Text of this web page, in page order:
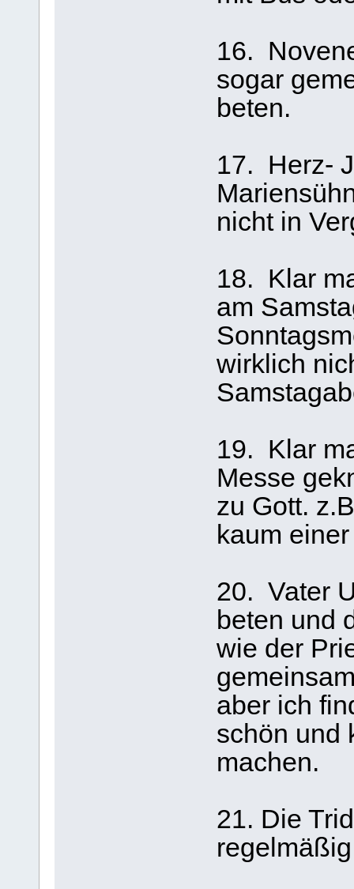
16.
sogar
beten.
17. Herz-
nicht in
18. Klar
am
wirklich
19. Klar
Messe
zu Gott.
kaum
20. Vater
beten und
wie der
aber ich
schön und
machen.
21. Die